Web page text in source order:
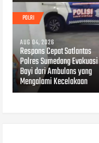
POLRI
AUG 04, 2026
Respons Cepat Satlantas
Polres Sumedang Evakuasi
Bayi dari Ambulans yang
Mengalami Kecelakaan